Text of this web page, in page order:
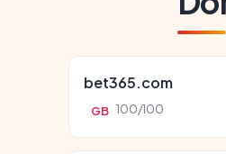
bet365.com
GB 100/100